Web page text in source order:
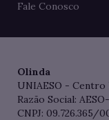
Fale Conosco
Olinda
UNIAESO -
Razão Social:
CNPJ: 09.726.365/